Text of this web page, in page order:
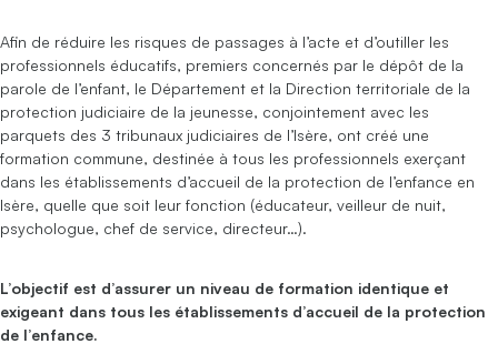
Afin de réduire les risques de passages à l’acte et d’outiller les
professionnels éducatifs, premiers concernés par le dépôt de la
parole de l’enfant, le Département et la Direction territoriale de la
protection judiciaire de la jeunesse, conjointement avec les
parquets des 3 tribunaux judiciaires de l’Isère, ont créé une
formation commune, destinée à tous les professionnels exerçant
dans les établissements d’accueil de la protection de l’enfance en
Isère, quelle que soit leur fonction (éducateur, veilleur de nuit,
psychologue, chef de service, directeur…).
L’objectif est d’assurer un niveau de formation identique et
exigeant dans tous les établissements d’accueil de la protection
de l’enfance.